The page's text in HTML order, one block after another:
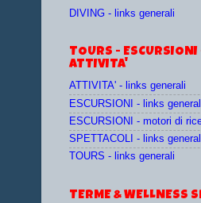
DIVING - links generali
TOURS - ESCURSIONI
ATTIVITA'
ATTIVITA' - links generali
ESCURSIONI - links
ESCURSIONI - motori di
SPETTACOLI - links
TOURS - links generali
TERME & WELLNESS